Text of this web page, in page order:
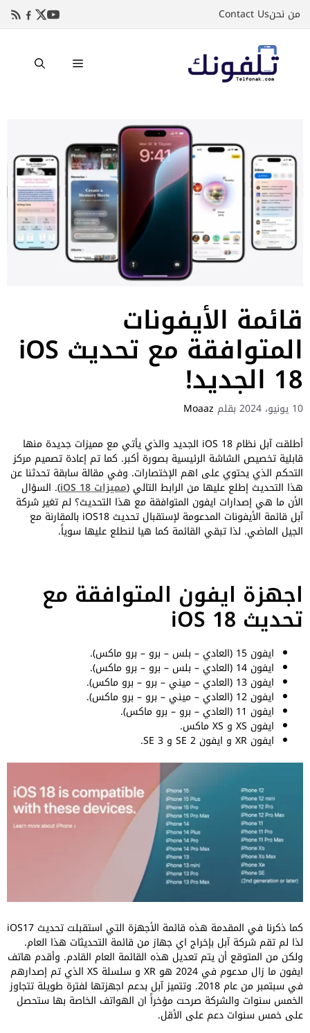
إلىمن نحنContact Us
القائمة
قائمة الأيفونات
المتوافقة مع تحديث iOS
18 الجديد!
10 يونيو، 2024 بقلم Moaaz
أطلقت آبل نظام iOS 18 الجديد والذي يأتي مع مميزات جديدة منها
قابلية تخصيص الشاشة الرئيسية بصورة أكبر. كما تم إعادة تصميم مركز
التحكم الذي يحتوي على اهم الإختصارات. وفي مقالة سابقة تحدثنا عن
هذا التحديث إطلع عليها من الرابط التالي (مميزات iOS 18 ). السؤال
الأن ما هي إصدارات ايفون المتوافقة مع هذا التحديث؟ لم تغير شركة
آبل قائمة الأيفونات المدعومة لإستقبال تحديث iOS18 بالمقارنة مع
الجيل الماضي. لذا تبقي القائمة كما هيا لنطلع عليها سوياً.
اجهزة ايفون المتوافقة مع
تحديث iOS 18
ايفون 15 (العادي – بلس – برو – برو ماكس).
ايفون 14 (العادي – بلس – برو – برو ماكس).
ايفون 13 (العادي – ميني – برو – برو ماكس).
ايفون 12 (العادي – ميني – برو – برو ماكس).
ايفون 11 (العادي – برو – برو ماكس).
ايفون XS و XS ماكس.
ايفون XR و ايفون SE 2 و SE 3.
كما ذكرنا في المقدمة هذه قائمة الأجهزة التي استقبلت تحديث iOS17
لذا لم تقم شركة آبل بإخراج اي جهاز من قائمة التحديثات هذا العام.
ولكن من المتوقع أن يتم تعديل هذه القائمة العام القادم. وأقدم هاتف
ايفون ما زال مدعوم في 2024 هو XR و سلسلة XS الذي تم إصدارهم
في سبتمبر من عام 2018. وتتميز آبل بدعم اجهزتها لفترة طويلة تتجاوز
الخمس سنوات والشركة صرحت مؤخراً ان الهواتف الخاصة بها ستحصل
على خمس سنوات دعم على الأقل.